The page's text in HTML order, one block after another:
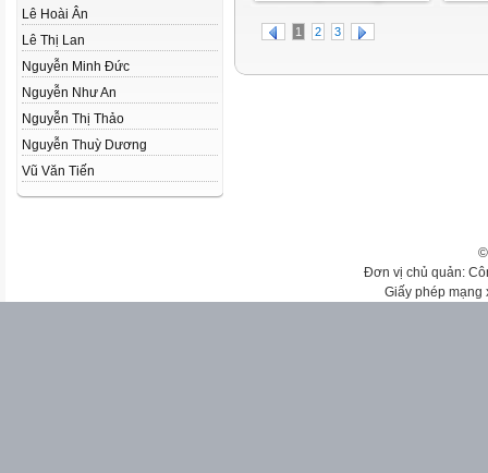
Lê Hoài Ân
Lê Thị Lan
Nguyễn Minh Đức
Nguyễn Như An
Nguyễn Thị Thảo
Nguyễn Thuỳ Dương
Vũ Văn Tiến
1 2 3
Đơn vị chủ quản:
Giấy phép mạng